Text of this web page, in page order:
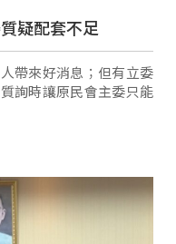
疑配套不足
帶來好消息；但有立委
詢時讓原民會主委只能